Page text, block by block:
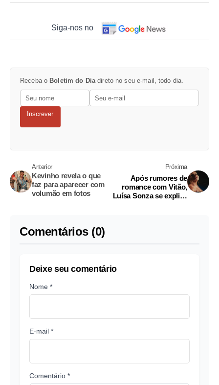
Siga-nos no
Receba o Boletim do Dia direto no seu e-mail, todo dia.
Inscrever
Anterior
Kevinho revela o que
faz para aparecer com
volumão em fotos
Próxima
Após rumores de
romance com Vitão,
Luísa Sonza se explica
Comentários (0)
Deixe seu comentário
Nome *
E-mail *
Comentário *